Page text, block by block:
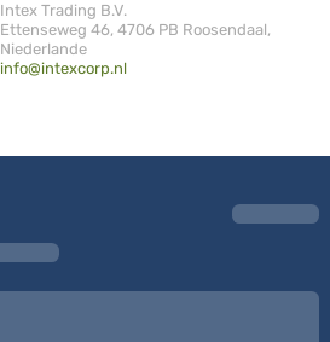
Intex Trading B.V.
Ettenseweg 46, 4706 PB Roosendaal,
Niederlande
info@intexcorp.nl